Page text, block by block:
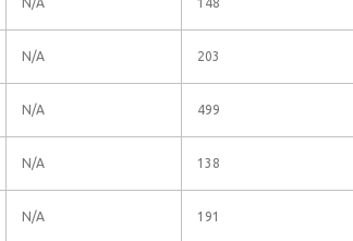
N/A 203
N/A 499
N/A 138
N/A 191